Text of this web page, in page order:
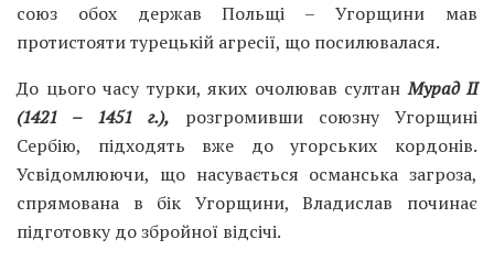
союз обох держав Польщі – Угорщини мав
протистояти турецькій агресії, що посилювалася.
До цього часу турки, яких очолював султан Мурад II
(1421 – 1451 г.), розгромивши союзну Угорщині
Сербію, підходять вже до угорських кордонів.
Усвідомлюючи, що насувається османська загроза,
спрямована в бік Угорщини, Владислав починає
підготовку до збройної відсічі.